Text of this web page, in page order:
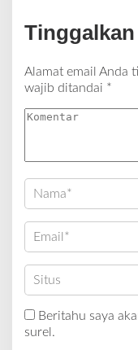
Alamat email Anda
wajib ditandai *
Beritahu saya
surel.